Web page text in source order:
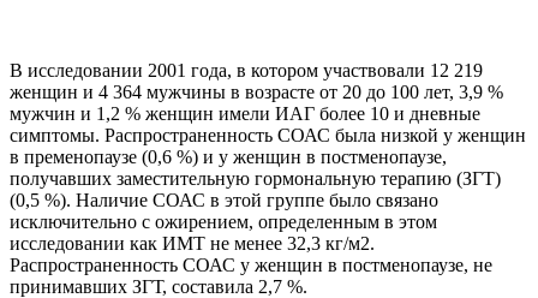
В исследовании 2001 года, в котором участвовали 12 219
женщин и 4 364 мужчины в возрасте от 20 до 100 лет, 3,9 %
мужчин и 1,2 % женщин имели ИАГ более 10 и дневные
симптомы. Распространенность СОАС была низкой у женщин
в пременопаузе (0,6 %) и у женщин в постменопаузе,
получавших заместительную гормональную терапию (ЗГТ)
(0,5 %). Наличие СОАС в этой группе было связано
исключительно с ожирением, определенным в этом
исследовании как ИМТ не менее 32,3 кг/м2.
Распространенность СОАС у женщин в постменопаузе, не
принимавших ЗГТ, составила 2,7 %.